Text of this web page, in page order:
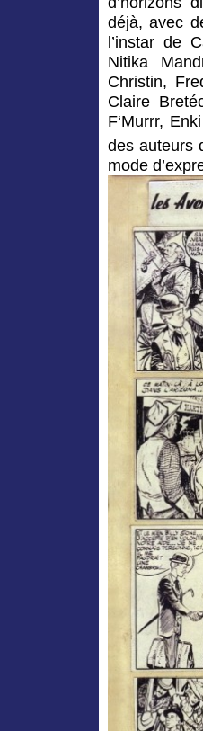
déjà, avec
l’instar de
Nitika
Christin,
Claire
F‘Murrr,
des auteurs
mode